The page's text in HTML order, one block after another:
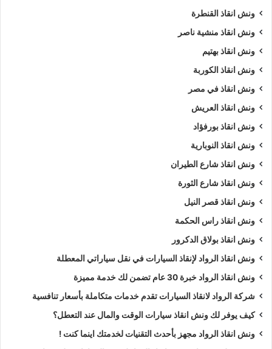
ونش انقاذ القنطرة
ونش انقاذ منشية ناصر
ونش انقاذ بهتيم
ونش انقاذ الكوربة
ونش انقاذ في مصر
ونش انقاذ العريش
ونش انقاذ بورفؤاد
ونش انقاذ النوبارية
ونش انقاذ شارع الطيران
ونش انقاذ شارع الثورة
ونش انقاذ قصر النيل
ونش انقاذ راس الحكمة
ونش انقاذ بولاق الدكرور
ونش انقاذ الرواد لإنقاذ السيارات في نقل سياراتي المعطلة
ونش انقاذ الرواد خبرة 30 عام تضمن لك خدمة مميزة
شركة الرواد لانقاذ السيارات تقدم خدمات متكاملة بأسعار تنافسية
كيف يوفر لك ونش انقاذ سيارات الوقت والمال عند التعطل؟
ونش انقاذ الرواد مجهز بأحدث التقنيات لخدمتك اينما كنت !